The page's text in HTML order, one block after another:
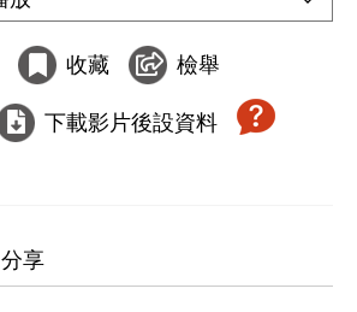
收藏 檢舉
下載影片後設資料
分享